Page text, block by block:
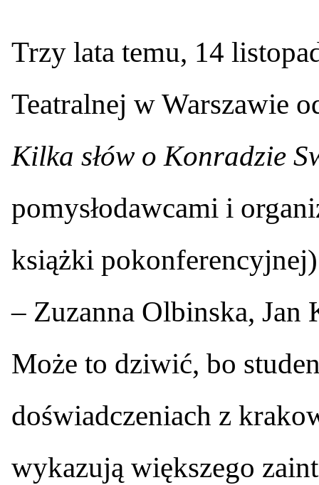
Trzy lata temu, 14
Teatralnej w Warszawie
Kilka słów o Konradzie
pomysłodawcami i
książki
– Zuzanna Olbinska,
Może to dziwić, bo
doświadczeniach z
wykazują większego